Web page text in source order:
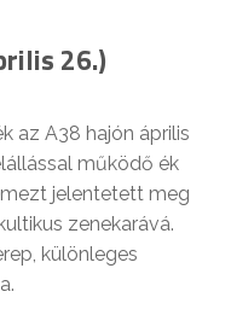
26.)
az A38 hajón április
működő ék
jelentetett meg
zenekarává.
különleges